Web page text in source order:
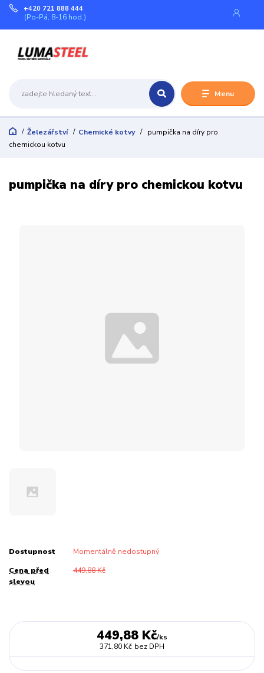
Menu
+420 721 888 444
(Po-Pá, 8-16 hod.)
Železářství Chemické kotvy
pumpička na díry pro
chemickou kotvu
pumpička na díry pro chemickou kotvu
Dostupnost Momentálně nedostupný
Cena před
slevou
449,88 Kč
449,88 Kč/ks
371,80 Kč bez DPH